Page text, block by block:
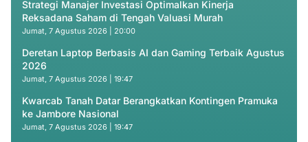
Strategi Manajer Investasi Optimalkan Kinerja
Reksadana Saham di Tengah Valuasi Murah
Jumat, 7 Agustus 2026 | 20:00
Deretan Laptop Berbasis AI dan Gaming Terbaik Agustus
2026
Jumat, 7 Agustus 2026 | 19:47
Kwarcab Tanah Datar Berangkatkan Kontingen Pramuka
ke Jambore Nasional
Jumat, 7 Agustus 2026 | 19:47